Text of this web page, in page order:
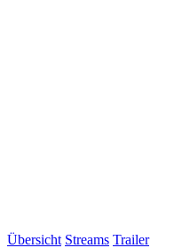
Übersicht Streams Trailer